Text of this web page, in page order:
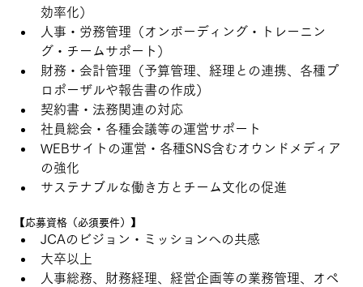
効率化）
人事・労務管理（オンボーディング・トレーニン
グ・チームサポート）
財務・会計管理（予算管理、経理との連携、各種プ
ロポーザルや報告書の作成）
契約書・法務関連の対応
社員総会・各種会議等の運営サポート
WEBサイトの運営・各種SNS含むオウンドメディア
の強化
サステナブルな働き方とチーム文化の促進
【応募資格（必須要件）】
JCAのビジョン・ミッションへの共感
大卒以上
人事総務、財務経理、経営企画等の業務管理、オペ